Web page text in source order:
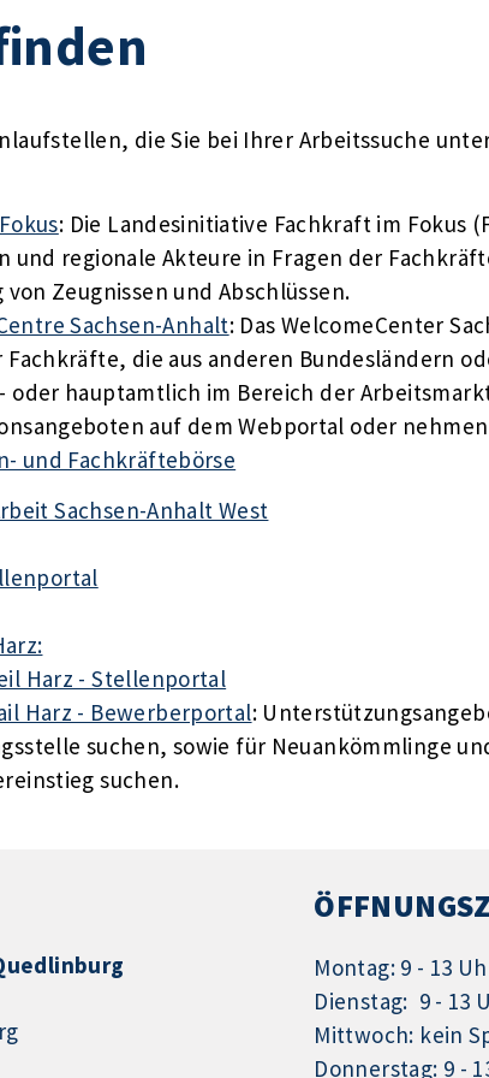
die Sie bei Ihrer Arbeitssuche
: Die Landesinitiative Fachkraft im Fokus
und regionale Akteure in Fragen der
Zeugnissen und Abschlüssen.
Sachsen-Anhalt: Das WelcomeCenter
die aus anderen Bundesländern
oder hauptamtlich im Bereich der
auf dem Webportal oder
und Fachkräftebörse
Sachsen-Anhalt West
Harz - Stellenportal
Harz - Bewerberportal:
suchen, sowie für Neuankömmlinge
suchen.
Montag: 9 - 13
Dienstag: 9 - 13
Mittwoch: kein
Donnerstag: 9 -